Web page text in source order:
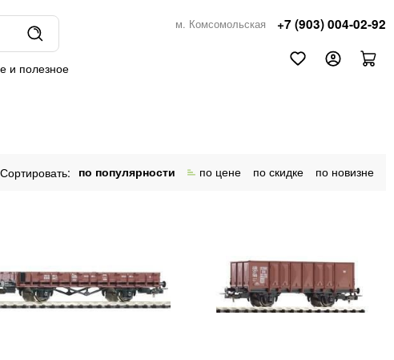
и полезное
м. Комсомольская +7 (903) 004-02-92
по популярности по цене по скидке по новизне